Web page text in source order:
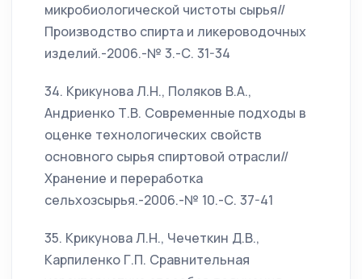
микробиологической чистоты сырья//
Производство спирта и ликероводочных
изделий.-2006.-№ 3.-С. 31-34
34. Крикунова Л.Н., Поляков В.А.,
Андриенко Т.В. Современные подходы в
оценке технологических свойств
основного сырья спиртовой отрасли//
Хранение и переработка
сельхозсырья.-2006.-№ 10.-С. 37-41
35. Крикунова Л.Н., Чечеткин Д.В.,
Карпиленко Г.П. Сравнительная